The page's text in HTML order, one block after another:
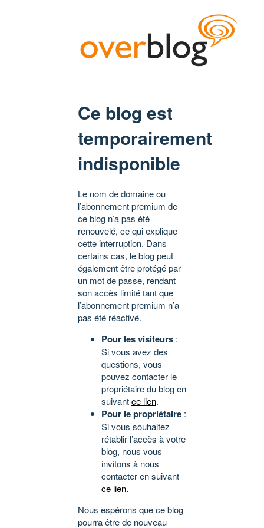
Ce blog est
temporairement
indisponible
Le nom de domaine ou
l’abonnement premium de
ce blog n’a pas été
renouvelé, ce qui explique
cette interruption. Dans
certains cas, le blog peut
également être protégé par
un mot de passe, rendant
son accès limité tant que
l’abonnement premium n’a
pas été réactivé.
Pour les visiteurs :
Si vous avez des
questions, vous
pouvez contacter le
propriétaire du blog en
suivantce lien.
Pour le propriétaire :
Si vous souhaitez
rétablir l’accès à votre
blog, nous vous
invitons à nous
contacter en suivant
ce lien.
Nous espérons que ce blog
pourra être de nouveau